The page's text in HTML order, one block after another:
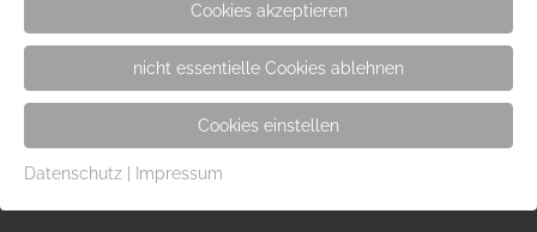
Cookies akzeptieren
nicht essentielle Cookies ablehnen
Cookies einstellen
Datenschutz Impressum